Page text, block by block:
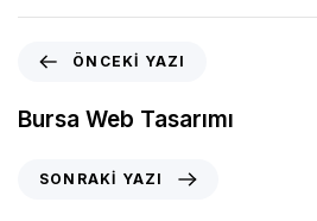
ÖNCEKI YAZI
Bursa Web Tasarımı
SONRAKI YAZI